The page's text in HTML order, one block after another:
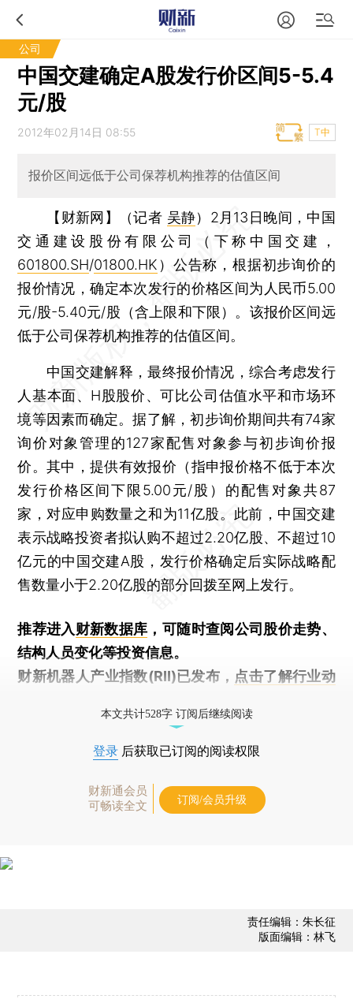
公司
中国交建确定A股发行价区间5-5.4
元/股
2012年02月14日 08:55 T中
报价区间远低于公司保荐机构推荐的估值区间
【财新网】（记者 吴静） 2月13日晚间，中国
交通建设股份有限公司（下称中国交建，
601800.SH/01800.HK ）公告称，根据初步询价的
报价情况，确定本次发行的价格区间为人民币5.00
元/股-5.40元/股（含上限和下限）。该报价区间远
低于公司保荐机构推荐的估值区间。
中国交建解释，最终报价情况，综合考虑发行
人基本面、H股股价、可比公司估值水平和市场环
境等因素而确定。据了解，初步询价期间共有74家
询价对象管理的127家配售对象参与初步询价报
价。其中，提供有效报价（指申报价格不低于本次
发行价格区间下限5.00元/股）的配售对象共87
家，对应申购数量之和为11亿股。此前，中国交建
表示战略投资者拟认购不超过2.20亿股、不超过10
亿元的中国交建A股，发行价格确定后实际战略配
售数量小于2.20亿股的部分回拨至网上发行。
推荐进入财新数据库 ，可随时查阅公司股价走势、
结构人员变化等投资信息。
财新机器人产业指数(RII)已发布， 点击了解行业动
本文共计528字 订阅后继续阅读
登录 后获取已订阅的阅读权限
财新通会员
可畅读全文
订阅/会员升级
责任编辑：朱长征
版面编辑：林飞